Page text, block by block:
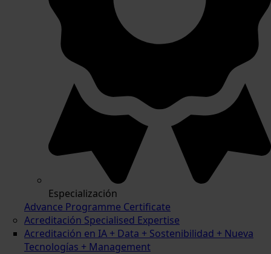
Especialización
Advance Programme Certificate
Acreditación Specialised Expertise
Acreditación en IA + Data + Sostenibilidad + Nueva
Tecnologías + Management